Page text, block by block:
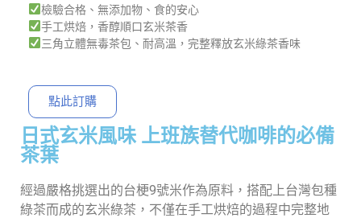
檢驗合格、無添加物、食的安心
手工烘焙，香醇順口玄米茶香
三角立體無毒茶包、耐高溫，完整釋放玄米綠茶香味
點此訂購
日式玄米風味 上班族替代咖啡的必備
茶葉
經過嚴格挑選出的台梗9號米作為原料，搭配上台灣包種
綠茶而成的玄米綠茶，不僅在手工烘焙的過程中完整地